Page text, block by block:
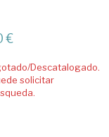
€
Descatalogado.
solicitar